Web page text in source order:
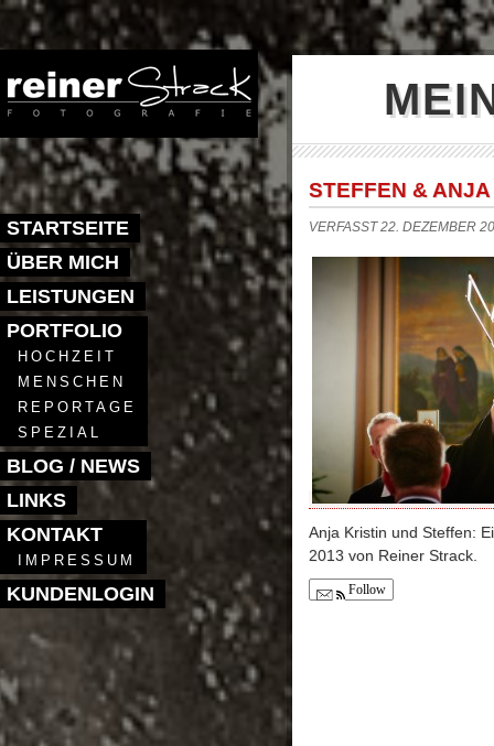
STARTSEITE
ÜBER MICH
LEISTUNGEN
PORTFOLIO
HOCHZEIT
MENSCHEN
REPORTAGE
SPEZIAL
BLOG / NEWS
LINKS
KONTAKT
IMPRESSUM
KUNDENLOGIN
STEFFEN &
VERFASST 22. DEZEMBER
Anja Kristin und Steffen:
2013 von Reiner Strack.
Follow